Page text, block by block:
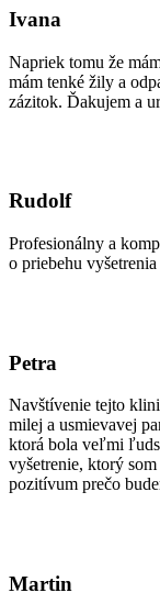
Ivana
Napriek tomu že
mám tenké žily a
zázitok. Ďakujem a
Rudolf
Profesionálny a
o priebehu vyšetrenia
Petra
Navštívenie tejto
milej a usmievavej
ktorá bola veľmi
vyšetrenie, ktorý
pozitívum prečo
Martin